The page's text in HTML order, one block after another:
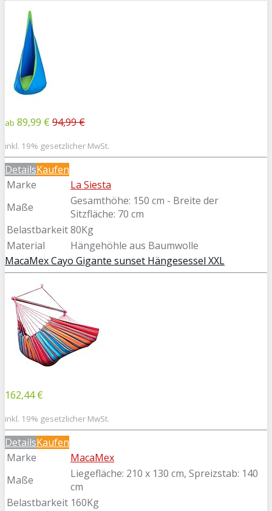
ab 89,99 € 94,99 €
inkl. 19% gesetzlicher MwSt.
DetailsKaufen
Marke
La Siesta
Maße
Gesamthöhe: 150 cm - Breite der
Sitzfläche: 70 cm
Belastbarkeit80Kg
Material
Hängehöhle aus Baumwolle
MacaMex Cayo Gigante sunset Hängesessel XXL
162,44 €
inkl. 19% gesetzlicher MwSt.
DetailsKaufen
Marke
MacaMex
Maße
Liegefläche: 210 x 130 cm, Spreizstab: 140
cm
Belastbarkeit 160Kg